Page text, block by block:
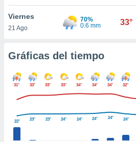
Viernes
21 Ago
70%
0.6 mm
33°
Gráficas del tiempo
31° 33° 33° 33° 34° 34° 34° 32°
22° 23° 23° 24° 24° 24° 24° 24°